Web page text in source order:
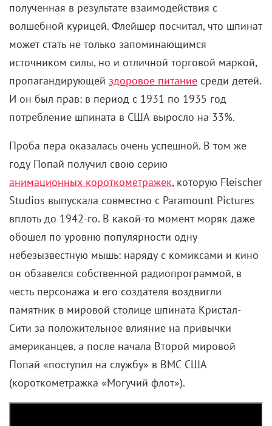
полученная в результате взаимодействия с
волшебной курицей. Флейшер посчитал, что шпинат
может стать не только запоминающимся
источником силы, но и отличной торговой маркой,
пропагандирующей здоровое питание среди детей.
И он был прав: в период с 1931 по 1935 год
потребление шпината в США выросло на 33%.
Проба пера оказалась очень успешной. В том же
году Попай получил свою серию
анимационных короткометражек, которую Fleischer
Studios выпускала совместно с Paramount Pictures
вплоть до 1942-го. В какой-то момент моряк даже
обошел по уровню популярности одну
небезызвестную мышь: наряду с комиксами и кино
он обзавелся собственной радиопрограммой, в
честь персонажа и его создателя воздвигли
памятник в мировой столице шпината Кристал-
Сити за положительное влияние на привычки
американцев, а после начала Второй мировой
Попай «поступил на службу» в ВМС США
(короткометражка «Могучий флот»).